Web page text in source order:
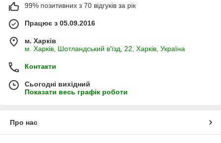
99% позитивних з 70 відгуків за рік
Працює з 05.09.2016
м. Харків
м. Харків, Шотландський в'їзд, 22, Харків, Україна
Контакти
Сьогодні вихідний
Показати весь графік роботи
Про нас